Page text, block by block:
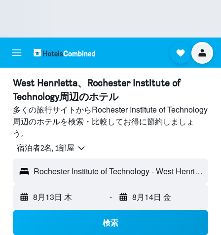
West Henrietta​、Rochester Institute of
Technology周辺のホテル
多くの旅行サイトからRochester Institute of Technology
周辺のホテルを検索・比較してお得に節約しましょ
う。
宿泊者2名, 1​部屋
Rochester Institute of Technology - West Henrietta, NY, アメリカ合衆国
8月13日 木 - 8月14日 金
検索